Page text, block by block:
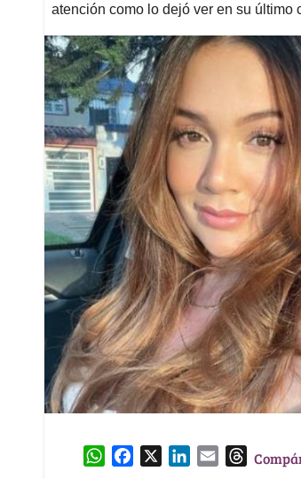
atención como lo dejó ver en su último
W
T